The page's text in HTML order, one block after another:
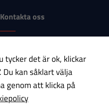
Kontakta oss
E-post:
info@paab.com
tycker det är ok, klickar
Du kan såklart välja
genom att klicka på
och
uppbyggnad,
hur
hemsidan
används.